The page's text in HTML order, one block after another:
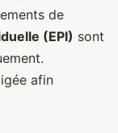
de
(EPI) sont
afin